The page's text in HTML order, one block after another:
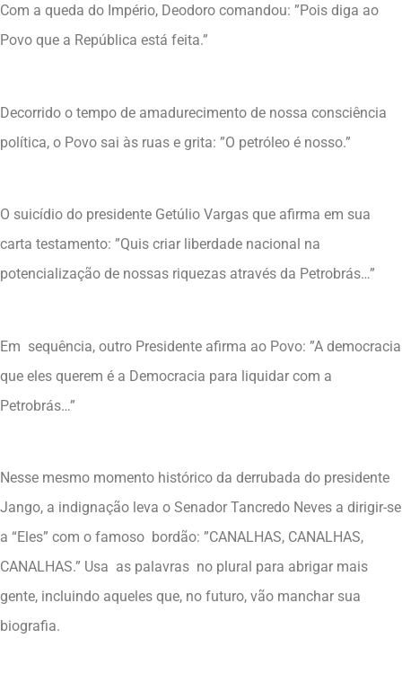
Com a queda do Império, Deodoro comandou: ”Pois diga ao
Povo que a República está feita.”
Decorrido o tempo de amadurecimento de nossa consciência
política, o Povo sai às ruas e grita: ”O petróleo é nosso.”
O suicídio do presidente Getúlio Vargas que afirma em sua
carta testamento: ”Quis criar liberdade nacional na
potencialização de nossas riquezas através da Petrobrás…”
Em sequência, outro Presidente afirma ao Povo: ”A democracia
que eles querem é a Democracia para liquidar com a
Petrobrás…”
Nesse mesmo momento histórico da derrubada do presidente
Jango, a indignação leva o Senador Tancredo Neves a dirigir-se
a “Eles” com o famoso bordão: ”CANALHAS, CANALHAS,
CANALHAS.” Usa as palavras no plural para abrigar mais
gente, incluindo aqueles que, no futuro, vão manchar sua
biografia.